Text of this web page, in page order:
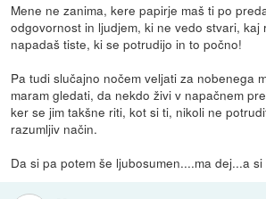
Mene ne zanima, kere papirje maš ti po
odgovornost in ljudjem, ki ne vedo stvari, kaj
napadaš tiste, ki se potrudijo in to počno!
Pa tudi slučajno nočem veljati za nobenega
maram gledati, da nekdo živi v napačnem
ker se jim takšne riti, kot si ti, nikoli ne
razumljiv način.
Da si pa potem še ljubosumen....ma dej...a